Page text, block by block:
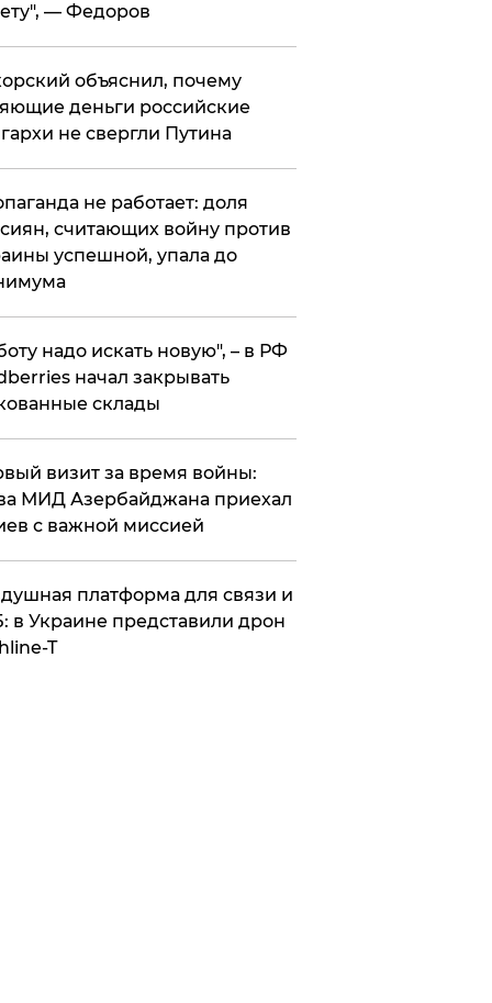
— Федоров
объяснил, почему
деньги российские
не свергли Путина
не работает: доля
считающих войну против
успешной, упала до
надо искать новую", – в РФ
начал закрывать
склады
визит за время войны:
МИД Азербайджана приехал
с важной миссией
платформа для связи и
в Украине представили дрон
T